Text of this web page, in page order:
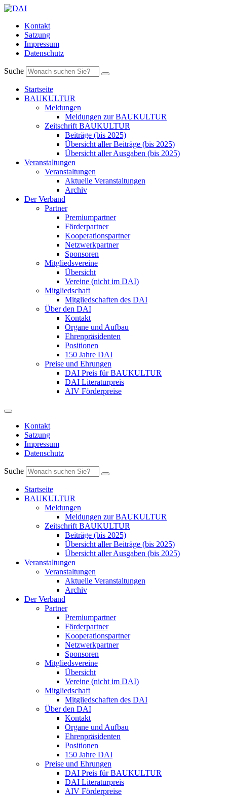
Kontakt
Satzung
Impressum
Datenschutz
Suche
Startseite
BAUKULTUR
Meldungen
Meldungen zur BAUKULTUR
Zeitschrift BAUKULTUR
Beiträge (bis 2025)
Übersicht aller Beiträge (bis 2025)
Übersicht aller Ausgaben (bis 2025)
Veranstaltungen
Veranstaltungen
Aktuelle Veranstaltungen
Archiv
Der Verband
Partner
Premiumpartner
Förderpartner
Kooperationspartner
Netzwerkpartner
Sponsoren
Mitgliedsvereine
Übersicht
Vereine (nicht im DAI)
Mitgliedschaft
Mitgliedschaften des DAI
Über den DAI
Kontakt
Organe und Aufbau
Ehrenpräsidenten
Positionen
150 Jahre DAI
Preise und Ehrungen
DAI Preis für BAUKULTUR
DAI Literaturpreis
AIV Förderpreise
Kontakt
Satzung
Impressum
Datenschutz
Suche
Startseite
BAUKULTUR
Meldungen
Meldungen zur BAUKULTUR
Zeitschrift BAUKULTUR
Beiträge (bis 2025)
Übersicht aller Beiträge (bis 2025)
Übersicht aller Ausgaben (bis 2025)
Veranstaltungen
Veranstaltungen
Aktuelle Veranstaltungen
Archiv
Der Verband
Partner
Premiumpartner
Förderpartner
Kooperationspartner
Netzwerkpartner
Sponsoren
Mitgliedsvereine
Übersicht
Vereine (nicht im DAI)
Mitgliedschaft
Mitgliedschaften des DAI
Über den DAI
Kontakt
Organe und Aufbau
Ehrenpräsidenten
Positionen
150 Jahre DAI
Preise und Ehrungen
DAI Preis für BAUKULTUR
DAI Literaturpreis
AIV Förderpreise